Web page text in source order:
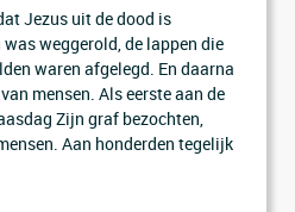
Jezus uit de dood is
weggerold, de lappen die
waren afgelegd. En daarna
mensen. Als eerste aan de
Zijn graf bezochten,
Aan honderden tegelijk